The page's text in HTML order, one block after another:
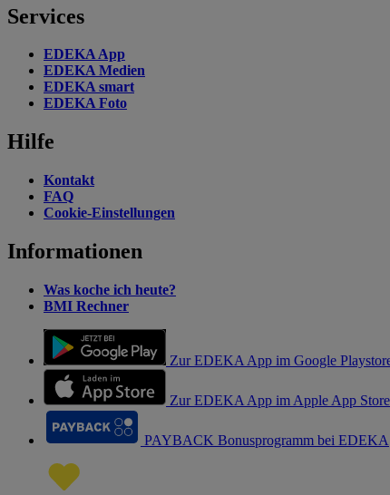
Services
EDEKA App
EDEKA Medien
EDEKA smart
EDEKA Foto
Hilfe
Kontakt
FAQ
Cookie-Einstellungen
Informationen
Was koche ich heute?
BMI Rechner
Zur EDEKA App im Google
Zur EDEKA App im Apple App Store
PAYBACK Bonusprogramm bei EDEKA